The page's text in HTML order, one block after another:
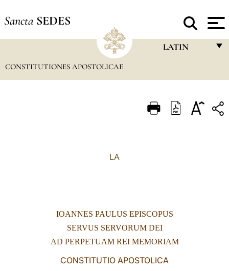
Sancta SEDES
LATIN
ITALIANO
中文
LATINE
CONSTITUTIONES APOSTOLICAE
LA
IOANNES PAULUS EPISCOPUS
SERVUS SERVORUM DEI
AD PERPETUAM REI MEMORIAM
CONSTITUTIO APOSTOLICA